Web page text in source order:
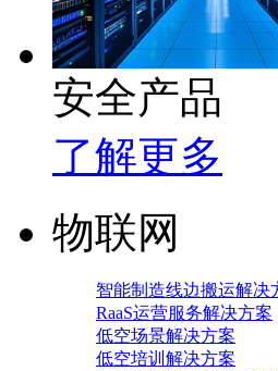
安全产品
了解更多
物联网
智能制造线边搬运解决
RaaS运营服务解决方案
低空场景解决方案
低空培训解决方案